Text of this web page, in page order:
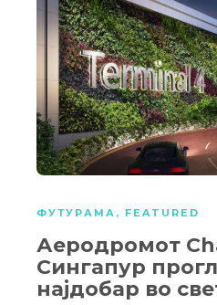
ФУТУРАМА , FEATURED
Аеродромот
Сингапур
најдобар во